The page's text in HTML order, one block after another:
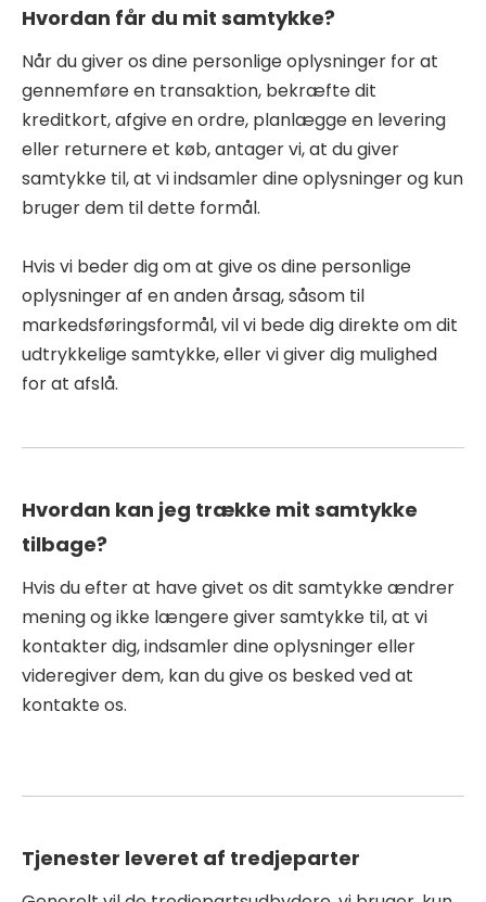
Hvordan får du mit samtykke?
Når du giver os dine personlige oplysninger for at
gennemføre en transaktion, bekræfte dit
kreditkort, afgive en ordre, planlægge en levering
eller returnere et køb, antager vi, at du giver
samtykke til, at vi indsamler dine oplysninger og kun
bruger dem til dette formål.
Hvis vi beder dig om at give os dine personlige
oplysninger af en anden årsag, såsom til
markedsføringsformål, vil vi bede dig direkte om dit
udtrykkelige samtykke, eller vi giver dig mulighed
for at afslå.
Hvordan kan jeg trække mit samtykke
tilbage?
Hvis du efter at have givet os dit samtykke ændrer
mening og ikke længere giver samtykke til, at vi
kontakter dig, indsamler dine oplysninger eller
videregiver dem, kan du give os besked ved at
kontakte os.
Tjenester leveret af tredjeparter